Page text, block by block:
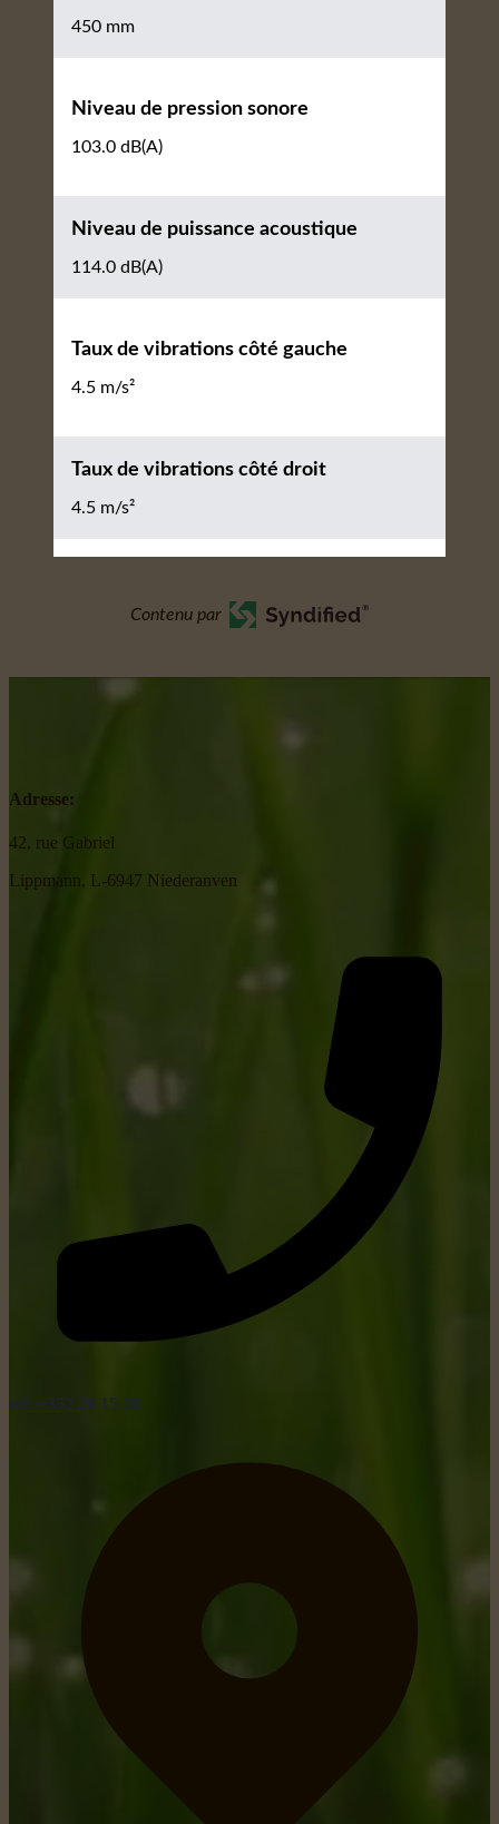
450 mm
Niveau de pression sonore
103.0 dB(A)
Niveau de puissance acoustique
114.0 dB(A)
Taux de vibrations côté gauche
4.5 m/s²
Taux de vibrations côté droit
4.5 m/s²
Contenu par
Adresse:
42, rue Gabriel
Lippmann, L-6947 Niederanven
tel: +352 26 15 26